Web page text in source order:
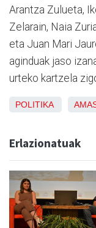
Arantza Zulueta,
Zelarain, Naia
eta Juan Mari
aginduak jaso
urteko kartzela
POLITIKA
Erlazionatuak